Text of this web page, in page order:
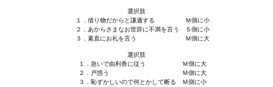
Небесный воин
Немного героев меча и магии
Расширенная версия Х3
選択肢
１．借り物だからと謙遜する Ｍ側に小
２．あからさまなお世辞に不満を言う Ｓ側に小
３．素直にお礼を言う Ｍ側に大
選択肢
１．急いで由利香に従う Ｍ側に大
２．戸惑う Ｍ側に大
３．恥ずかしいので何とかして断る Ｍ側に小